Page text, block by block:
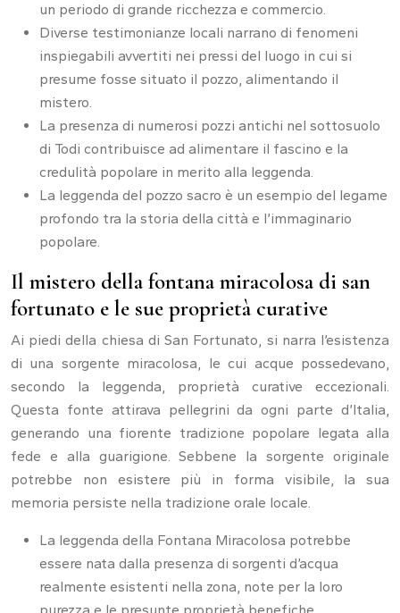
un periodo di grande ricchezza e commercio.
Diverse testimonianze locali narrano di fenomeni
inspiegabili avvertiti nei pressi del luogo in cui si
presume fosse situato il pozzo, alimentando il
mistero.
La presenza di numerosi pozzi antichi nel sottosuolo
di Todi contribuisce ad alimentare il fascino e la
credulità popolare in merito alla leggenda.
La leggenda del pozzo sacro è un esempio del legame
profondo tra la storia della città e l’immaginario
popolare.
Il mistero della fontana miracolosa di san
fortunato e le sue proprietà curative
Ai piedi della chiesa di San Fortunato, si narra l’esistenza
di una sorgente miracolosa, le cui acque possedevano,
secondo la leggenda, proprietà curative eccezionali.
Questa fonte attirava pellegrini da ogni parte d’Italia,
generando una fiorente tradizione popolare legata alla
fede e alla guarigione. Sebbene la sorgente originale
potrebbe non esistere più in forma visibile, la sua
memoria persiste nella tradizione orale locale.
La leggenda della Fontana Miracolosa potrebbe
essere nata dalla presenza di sorgenti d’acqua
realmente esistenti nella zona, note per la loro